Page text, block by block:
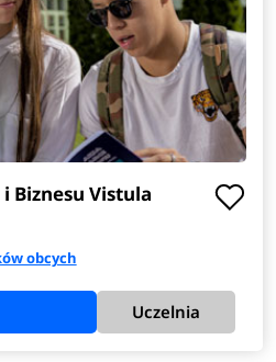
Biznesu Vistula
obcych
Uczelnia